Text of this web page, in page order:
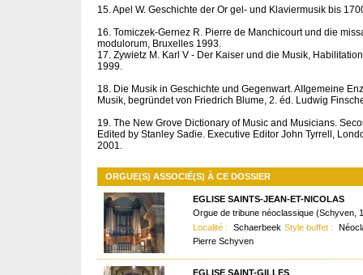
15. Apel W. Geschichte der Or gel- und Klaviermusik bis
16. Tomiczek-Gernez R. Pierre de Manchicourt und die
modulorum, Bruxelles 1993.
17. Zywietz M. Karl V - Der Kaiser und die Musik,
1999.
18. Die Musik in Geschichte und Gegenwart. AIIgemeine
Musik, begründet von Friedrich Blume, 2. éd. Ludwig
19. The New Grove Dictionary of Music and Musicians.
Edited by Stanley Sadie. Executive Editor John Tyrrell,
2001.
ORGUE(S) ASSOCIÉ(S) À CE DOSSIER
EGLISE SAINTS-JEAN-ET-NICOLAS
Orgue de tribune néoclassique (Schyven,
Localité :
Schaerbeek Style buffet :
Pierre Schyven
EGLISE SAINT-GILLES